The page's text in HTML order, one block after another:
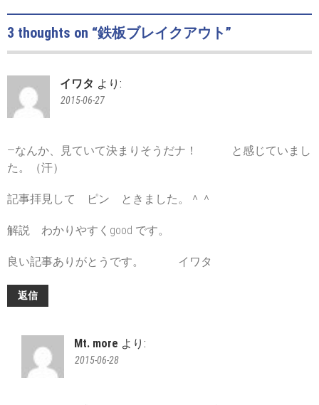
3 thoughts on “鉄板ブレイクアウト”
イワタ より:
2015-06-27
—なんか、見ていて決まりそうだナ！ と感じていまし
た。（汗）
記事拝見して ピン ときました。＾＾
解説 わかりやすくgood です。
良い記事ありがとうです。 イワタ
返信
Mt. more より:
2015-06-28